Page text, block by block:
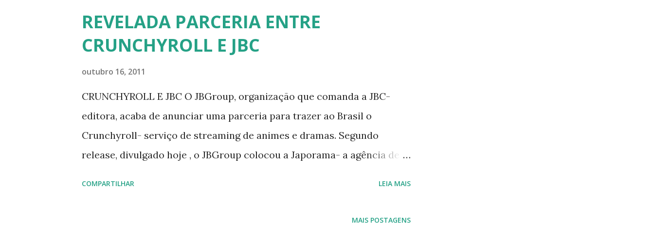
amigos para levantar recursos. Se você mora na região, e puder, ajude.
Show de Rock e Noite da Pizza!
REVELADA PARCERIA ENTRE
CRUNCHYROLL E JBC
outubro 16, 2011
CRUNCHYROLL E JBC O JBGroup, organização que comanda a JBC-
editora, acaba de anunciar uma parceria para trazer ao Brasil o
Crunchyroll- serviço de streaming de animes e dramas. Segundo
release, divulgado hoje , o JBGroup colocou a Japorama- a agência de
COMPARTILHAR LEIA MAIS
MAIS POSTAGENS